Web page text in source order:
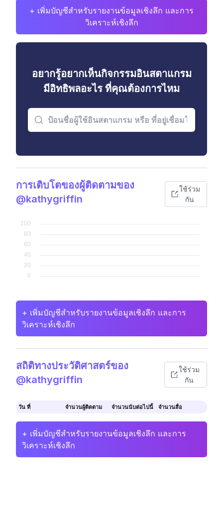
+ เพิ่มบัญชีสำหรับรายงานข้อมูลเชิงลึก และการ
วิเคราะห์เชิงลึก
อยากรู้อยากเห็นกิจกรรมอินสตาแกรม
มีอิทธิพลอะไร ที่คุณต้องการไหม
การเติบโตของผู้ติดตามของ
@kathygriffin
ใช้ร่วม
กัน
+ เพิ่มบัญชีสำหรับรายงานข้อมูลเชิงลึก และการ
วิเคราะห์เชิงลึก
สถิติทางประวัติศาสตร์ของ
@kathygriffin
ใช้ร่วม
กัน
วัน ที่ จำนวนผู้ติดตาม จำนวนนับต่อไปนี้ จำนวนสื่อ
+ เพิ่มบัญชีสำหรับรายงานข้อมูลเชิงลึก และการ
วิเคราะห์เชิงลึก